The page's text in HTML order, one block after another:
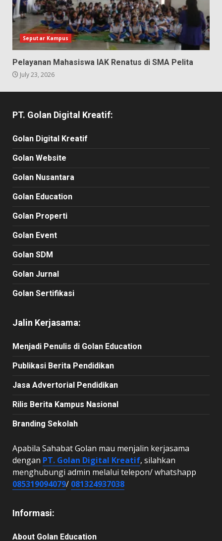
Seputar Kampus
Pelayanan Mahasiswa IAK Renatus di SMA Pelita
July 23, 2026
PT. Golan Digital Kreatif:
Golan Digital Kreatif
Golan Website
Golan Nusantara
Golan Education
Golan Properti
Golan Event
Golan SDM
Golan Jurnal
Golan Sertifikasi
Jalin Kerjasama:
Menjadi Penulis di Golan Education
Publikasi Berita Pendidikan
Jasa Advertorial Pendidikan
Rilis Berita Kampus Nasional
Branding Sekolah
Apabila Sahabat Golan mau menjalin kerjasama
dengan PT. Golan Digital Kreatif, silahkan
menghubungi admin melalui telepon/ whatshapp
085319094079/ 081324937038
Informasi:
About Golan Education